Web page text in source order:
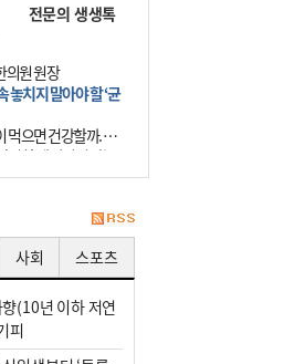
전문의 생생톡
의원 원장
놓치지 말아야 할 ‘균
먹으면 건강할까. 요
기할 때 빠지지 않는
질이다. 헬스장을 다니
사회 스포츠
(10년 이하 저연
피